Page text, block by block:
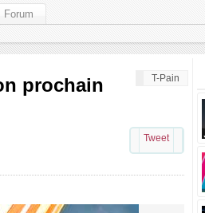
Forum
T-Pain
prochain
Tweet